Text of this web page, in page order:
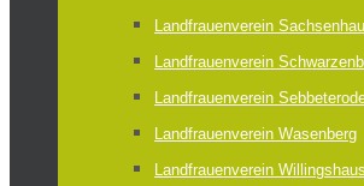
Landfrauenverein
Landfrauenverein
Landfrauenverein
Landfrauenverein Wasenberg
Landfrauenverein